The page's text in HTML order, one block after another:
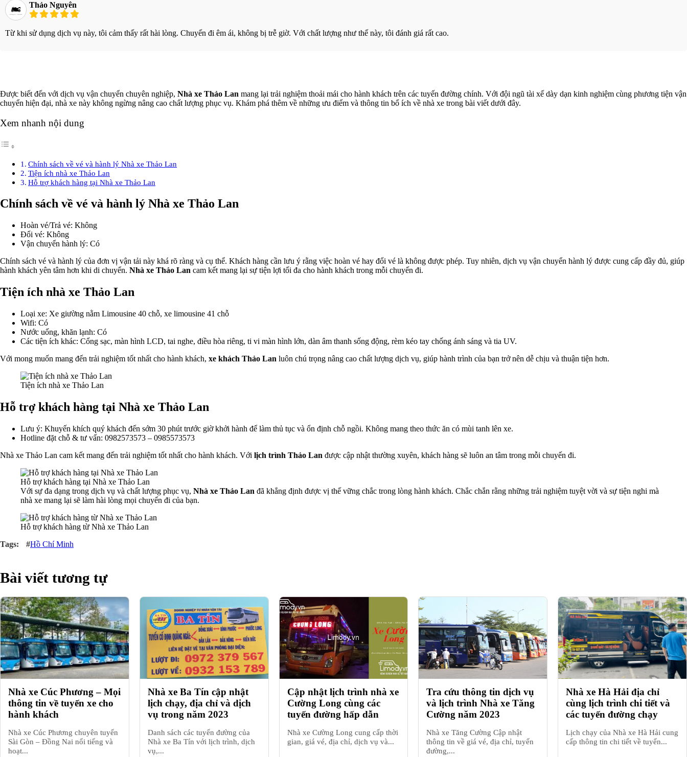
Thảo Nguyên
Từ khi sử dụng dịch vụ này, tôi cảm thấy rất hài lòng. Chuyến đi êm ái, không bị trễ giờ. Với chất lượng như thế này, tôi đánh giá rất cao.
Được biết đến với dịch vụ vận chuyển chuyên nghiệp, Nhà xe Thảo Lan mang lại trải nghiệm thoải mái cho hành khách trên các tuyến đường chính. Với đội ngũ tài xế dày dạn kinh nghiệm cùng phương tiện vận
chuyển hiện đại, nhà xe này không ngừng nâng cao chất lượng phục vụ. Khám phá thêm về những ưu điểm và thông tin bổ ích về nhà xe trong bài viết dưới đây.
Xem nhanh nội dung
Chính sách về vé và hành lý Nhà xe Thảo Lan
Tiện ích nhà xe Thảo Lan
Hỗ trợ khách hàng tại Nhà xe Thảo Lan
Chính sách về vé và hành lý Nhà xe Thảo Lan
Hoàn vé/Trả vé: Không
Đổi vé: Không
Vận chuyển hành lý: Có
Chính sách vé và hành lý của đơn vị vận tải này khá rõ ràng và cụ thể. Khách hàng cần lưu ý rằng việc hoàn vé hay đổi vé là không được phép. Tuy nhiên, dịch vụ vận chuyển hành lý được cung cấp đầy đủ, giúp
hành khách yên tâm hơn khi di chuyển. Nhà xe Thảo Lan cam kết mang lại sự tiện lợi tối đa cho hành khách trong mỗi chuyến đi.
Tiện ích nhà xe Thảo Lan
Loại xe: Xe giường nằm Limousine 40 chỗ, xe limousine 41 chỗ
Wifi: Có
Nước uống, khăn lạnh: Có
Các tiện ích khác: Cổng sạc, màn hình LCD, tai nghe, điều hòa riêng, ti vi màn hình lớn, dàn âm thanh sống động, rèm kéo tay chống ánh sáng và tia UV.
Với mong muốn mang đến trải nghiệm tốt nhất cho hành khách, xe khách Thảo Lan luôn chú trọng nâng cao chất lượng dịch vụ, giúp hành trình của bạn trở nên dễ chịu và thuận tiện hơn.
Tiện ích nhà xe Thảo Lan
Hỗ trợ khách hàng tại Nhà xe Thảo Lan
Lưu ý: Khuyến khích quý khách đến sớm 30 phút trước giờ khởi hành để làm thủ tục và ổn định chỗ ngồi. Không mang theo thức ăn có mùi tanh lên xe.
Hotline đặt chỗ & tư vấn: 0982573573 – 0985573573
Nhà xe Thảo Lan cam kết mang đến trải nghiệm tốt nhất cho hành khách. Với lịch trình Thảo Lan được cập nhật thường xuyên, khách hàng sẽ luôn an tâm trong mỗi chuyến đi.
Hỗ trợ khách hàng tại Nhà xe Thảo Lan
Với sự đa dạng trong dịch vụ và chất lượng phục vụ, Nhà xe Thảo Lan đã khẳng định được vị thế vững chắc trong lòng hành khách. Chắc chắn rằng những trải nghiệm tuyệt vời và sự tiện nghi mà
nhà xe mang lại sẽ làm hài lòng mọi chuyến đi của bạn.
Hỗ trợ khách hàng từ Nhà xe Thảo Lan
#Hồ Chí Minh
Bài viết tương tự
Nhà xe Cúc Phương – Mọi
thông tin về tuyến xe cho
hành khách
Nhà xe Cúc Phương chuyên tuyến
Sài Gòn – Đồng Nai nổi tiếng và
hoạt...
Nhà xe Ba Tín cập nhật
lịch chạy, địa chỉ và dịch
vụ trong năm 2023
Danh sách các tuyến đường của
Nhà xe Ba Tín với lịch trình, dịch
vụ,...
Cập nhật lịch trình nhà xe
Cường Long cùng các
tuyến đường hấp dẫn
Nhà xe Cường Long cung cấp thời
gian, giá vé, địa chỉ, dịch vụ và...
Tra cứu thông tin dịch vụ
và lịch trình Nhà xe Tăng
Cường năm 2023
Nhà xe Tăng Cường Cập nhật
thông tin về giá vé, địa chỉ, tuyến
đường,...
Nhà xe Hà Hải địa chỉ
cùng lịch trình chi tiết và
các tuyến đường chạy
Lịch chạy của Nhà xe Hà Hải cung
cấp thông tin chi tiết về tuyến...